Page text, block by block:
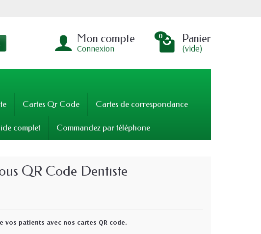
Mon compte
Connexion
0 Panier
(vide)
Cartes Qr Code Cartes de correspondance
complet Commandez par téléphone
QR Code Dentiste
vos patients avec nos cartes QR code.